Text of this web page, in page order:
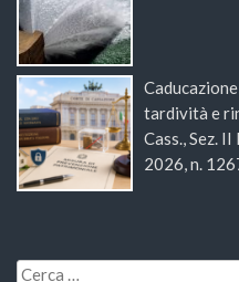
tardività e
Cass., Sez.
2026, n.